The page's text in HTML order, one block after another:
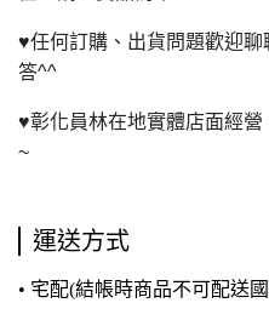
♥任何訂購、出貨問題歡迎
答^^
♥彰化員林在地實體店面經
~
運送方式
• 宅配(結帳時商品不可配送